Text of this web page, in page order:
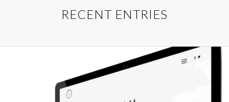
RECENT ENTRIES